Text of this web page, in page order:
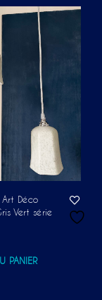
Art Déco
Vert série
PANIER